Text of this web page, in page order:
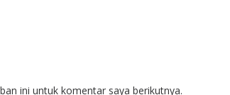
ini untuk komentar saya berikutnya.